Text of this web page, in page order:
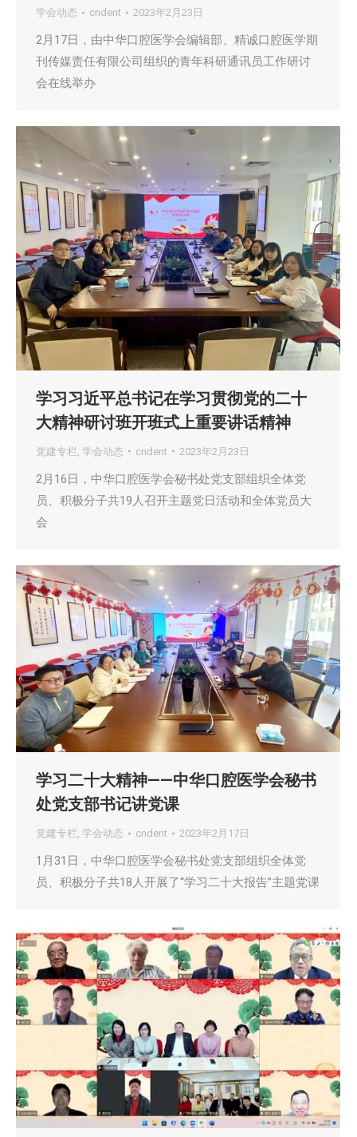
学会动态 cndent 2023年2月23日
2月17日，由中华口腔医学会编辑部、精诚口腔医学期
刊传媒责任有限公司组织的青年科研通讯员工作研讨
会在线举办
学习习近平总书记在学习贯彻党的二十
大精神研讨班开班式上重要讲话精神
党建专栏 学会动态 cndent 2023年2月23日
2月16日，中华口腔医学会秘书处党支部组织全体党
员、积极分子共19人召开主题党日活动和全体党员大
会
学习二十大精神——中华口腔医学会秘书
处党支部书记讲党课
党建专栏, 学会动态 cndent 2023年2月17日
1月31日，中华口腔医学会秘书处党支部组织全体党
员、积极分子共18人开展了“学习二十大报告”主题党课